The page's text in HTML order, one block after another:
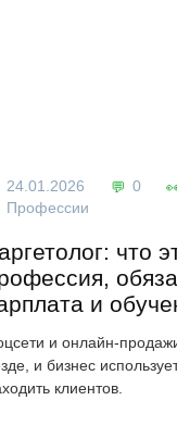
24.01.2026 0
Профессии
что
и
и онлайн-
и бизнес
клиентов.